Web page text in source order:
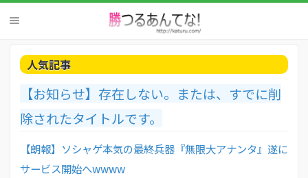
人気記事
【お知らせ】存在しない。または、すでに削
除されたタイトルです。
【朗報】ソシャゲ本気の最終兵器『無限大アナンタ』遂に
サービス開始へwwww